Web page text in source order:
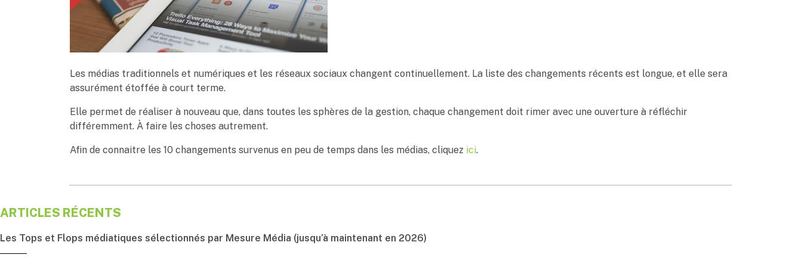
Les médias traditionnels et numériques et les réseaux sociaux changent continuellement. La liste des changements récents est longue, et elle sera
assurément étoffée à court terme.
Elle permet de réaliser à nouveau que, dans toutes les sphères de la gestion, chaque changement doit rimer avec une ouverture à réfléchir
différemment. À faire les choses autrement.
Afin de connaitre les 10 changements survenus en peu de temps dans les médias, cliquez ici.
ARTICLES RÉCENTS
Les Tops et Flops médiatiques sélectionnés par Mesure Média (jusqu’à maintenant en 2026)